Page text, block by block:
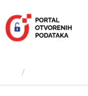
sadržaj